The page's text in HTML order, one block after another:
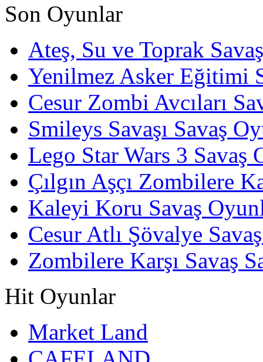
Son Oyunlar
Ateş, Su ve Toprak
Yenilmez Asker Eğitimi
Cesur Zombi Avcıları
Smileys Savaşı Savaş
Lego Star Wars 3 Savaş
Çılgın Aşçı Zombilere
Kaleyi Koru Savaş
Cesur Atlı Şövalye
Zombilere Karşı Savaş
Hit Oyunlar
Market Land